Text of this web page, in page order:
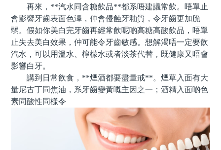
再來，**汽水同含糖飲品**都系唔建議常飲。唔單止
會影響牙齒表面色澤，仲會侵蝕牙釉質，令牙齒更加脆
弱。假如你美白完牙齒再經常飲呢啲高糖高酸飲品，唔單
止失去美白效果，仲可能令牙齒敏感。想解渴唔一定要飲
汽水，可以用溫水、檸檬水或者淡茶代替，既健康又唔會
影響白牙。
講到日常飲食，**煙酒都要盡量戒**。煙草入面有大
量尼古丁同焦油，系牙齒變黃嘅主因之一；酒精入面啲色
素同酸性同樣令